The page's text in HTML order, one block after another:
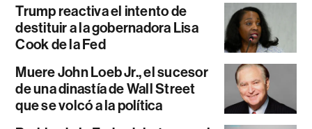
Trump reactiva el intento de
destituir a la gobernadora Lisa
Cook de la Fed
Muere John Loeb Jr., el sucesor
de una dinastía de Wall Street
que se volcó a la política